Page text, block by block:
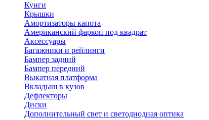
Кунги
Крышки
Амортизаторы капота
Американский фаркоп под квадрат
Аксессуары
Багажники и рейлинги
Бампер задний
Бампер передний
Выкатная платформа
Вкладыш в кузов
Дефлекторы
Диски
Дополнительный свет и светодиодная оптика